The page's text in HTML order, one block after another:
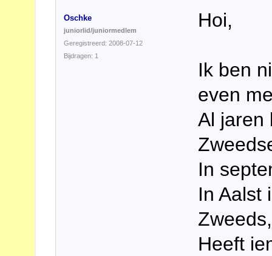
Oschke
juniorlid/juniormedlem
Geregistreerd: 2008-07-12
Bijdragen: 1
Hoi,
Ik ben
even
Al jaren
In
In Aalst
Heeft